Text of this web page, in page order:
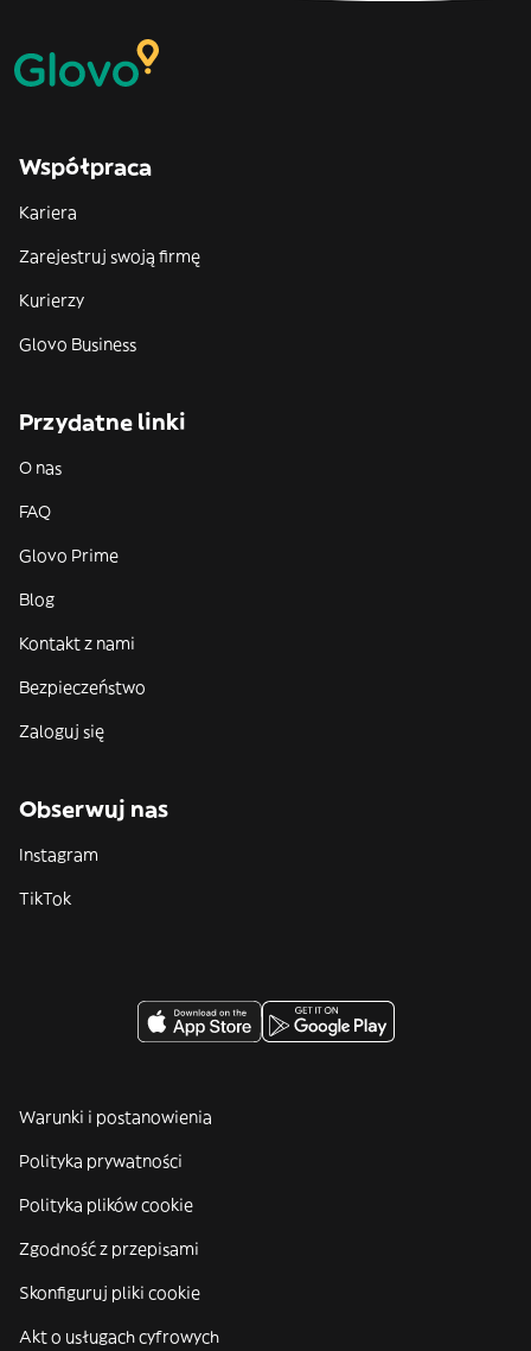
Współpraca
Kariera
Zarejestruj swoją firmę
Kurierzy
Glovo Business
Przydatne linki
O nas
FAQ
Glovo Prime
Blog
Kontakt z nami
Bezpieczeństwo
Zaloguj się
Obserwuj nas
Instagram
TikTok
Warunki i postanowienia
Polityka prywatności
Polityka plików cookie
Zgodność z przepisami
Skonfiguruj pliki cookie
Akt o usługach cyfrowych